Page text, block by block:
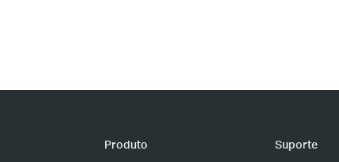
Produto Suporte